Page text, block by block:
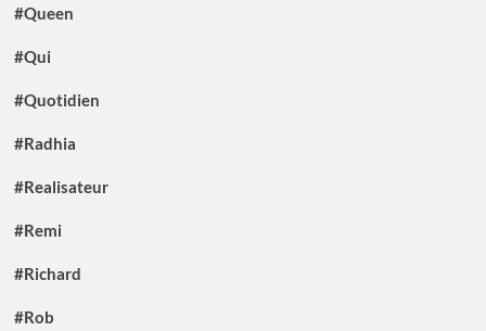
#Queen
#Qui
#Quotidien
#Radhia
#Realisateur
#Remi
#Richard
#Rob